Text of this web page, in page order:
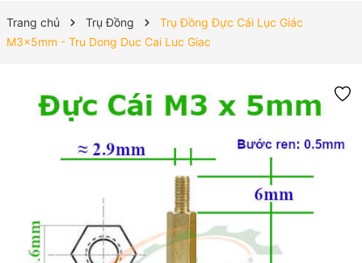
Trang chủ Trụ Đồng
Trụ Đồng Đực Cái Lục Giác
M3x5mm - Tru Dong Duc Cai Luc Giac